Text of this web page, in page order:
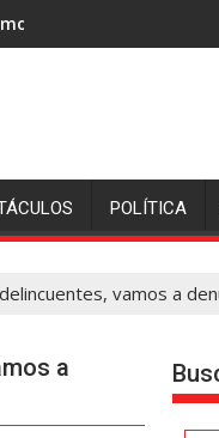
de grupos
POLÍTICA
vamos a
a